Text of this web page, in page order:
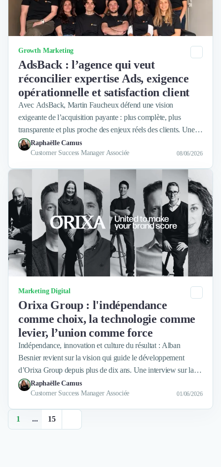
Catégorie
Growth Marketing
AdsBack : l’agence qui veut
réconcilier expertise Ads, exigence
opérationnelle et satisfaction client
Avec AdsBack, Martin Faucheux défend une vision
exigeante de l’acquisition payante : plus complète, plus
transparente et plus proche des enjeux réels des clients. Une
interview sur l’expertise, la satisfaction client et l’ambition de
construire une agence à taille humaine, mais ultra-spécialisée.
Raphaëlle Camus
Customer Success Manager Associée
08/06/2026
Catégorie
Marketing Digital
Orixa Group : l'indépendance
comme choix, la technologie comme
levier, l’union comme force
Indépendance, innovation et culture du résultat : Alban
Besnier revient sur la vision qui guide le développement
d’Orixa Group depuis plus de dix ans. Une interview sur la
manière dont le groupe accompagne les marques avec une
approche intégrée, technophile et résolument orientée
performance.
Raphaëlle Camus
Customer Success Manager Associée
01/06/2026
1 ... 15